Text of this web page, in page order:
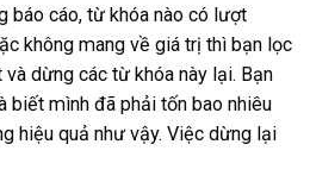
báo cáo, từ khóa nào có lượt
không mang về giá trị thì bạn lọc
dừng các từ khóa này lại. Bạn
biết mình đã phải tốn bao nhiêu
hiệu quả như vậy. Việc dừng lại